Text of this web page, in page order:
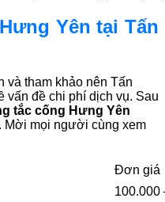
Yên tại Tấn
và tham khảo nên Tấn
vấn đề chi phí dịch vụ. Sau
tắc cống Hưng Yên
Mời mọi người cùng xem
Đơn giá
100.000